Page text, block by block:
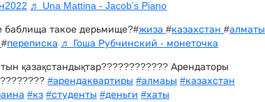
♬ Una Mattina - Jacob's Piano
баблища такое дерьмище?#жиза #казахстан #алматы
#переписка ♬ Гоша Рубчинский - монеточка
қазақстандықтар???????????? Арендаторы
#арендаквартиры #алмаьы #казахстан
#кз #студенты #деньги #хаты